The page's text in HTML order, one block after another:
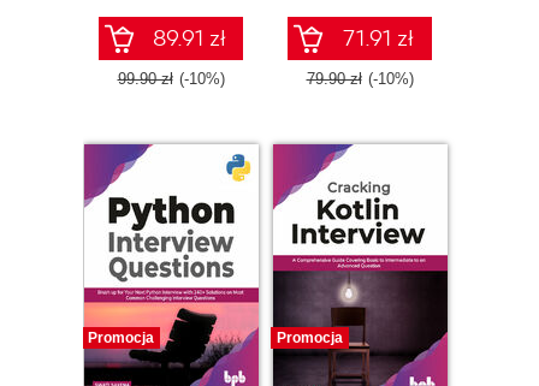
89.91 zł
99.90 zł (-10%)
71.91 zł
79.90 zł (-10%)
Promocja Promocja